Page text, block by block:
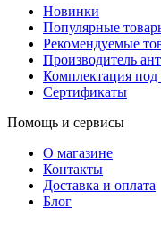
Новинки
Популярные
Рекомендуемые
Производитель
Комплектация
Сертификаты
Помощь и сервисы
О магазине
Контакты
Доставка и оплата
Блог